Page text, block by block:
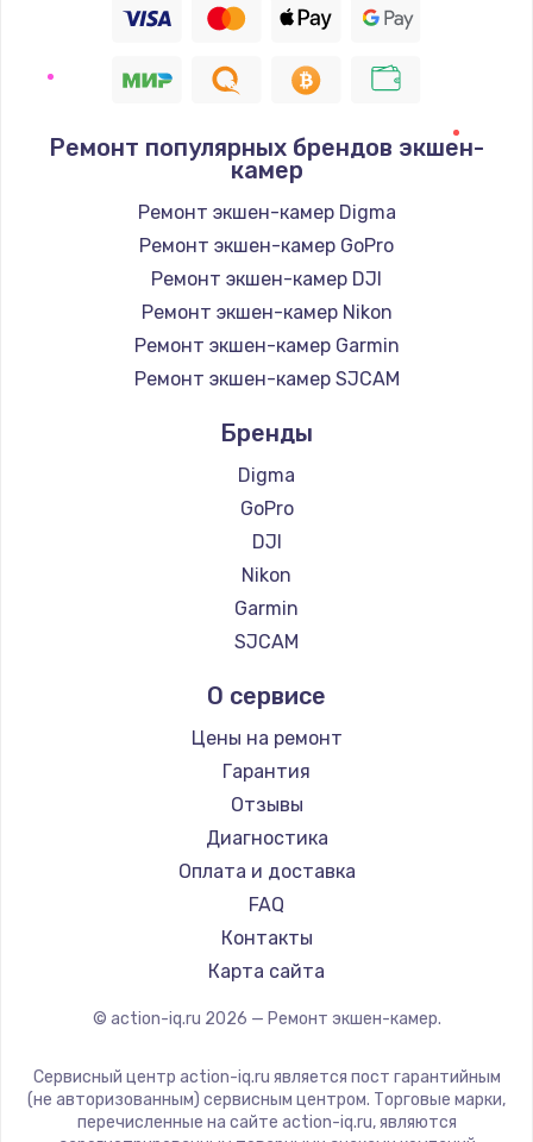
1090 руб.
Ремонт подсветки
1200 руб.
Заказать
Настройка BIOS
930 руб.
Заказать
Замена SSD
990 руб.
Заказать
Восстановление данных
990 руб.
Заказать
Замена звуковой карты
1100 руб.
Заказать
Замена микрофона
1050 руб.
Заказать
Замена оперативной памяти
Замена системы охлаждения
1500 руб.
Ремонт популярных брендов экшен-
камер
Ремонт экшен-камер Digma
Ремонт экшен-камер GoPro
Ремонт экшен-камер DJI
Ремонт экшен-камер Nikon
Ремонт экшен-камер Garmin
Ремонт экшен-камер SJCAM
Бренды
Digma
GoPro
DJI
Nikon
Garmin
SJCAM
О сервисе
Цены на ремонт
Гарантия
Отзывы
Диагностика
Оплата и доставка
FAQ
Контакты
Карта сайта
© action-iq.ru 2026 — Ремонт экшен-камер.
Сервисный центр action-iq.ru является пост гарантийным
(не авторизованным) сервисным центром. Торговые марки,
перечисленные на сайте action-iq.ru, являются